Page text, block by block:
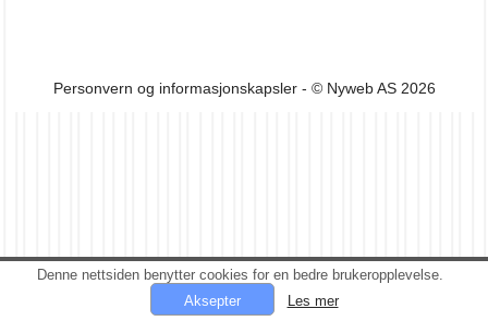
Personvern og informasjonskapsler- © Nyweb AS 2026
Denne nettsiden benytter cookies for en bedre brukeropplevelse.
Les mer